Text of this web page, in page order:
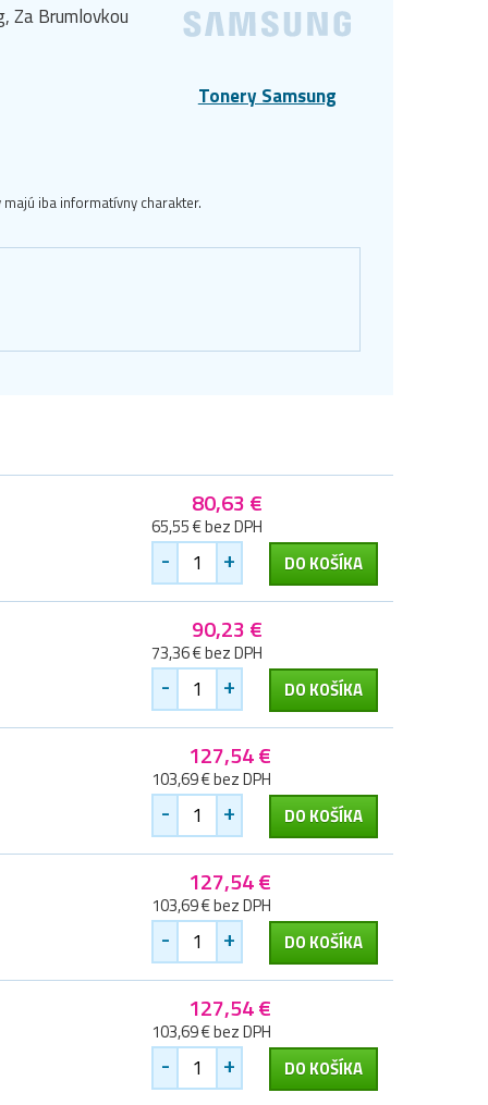
Tonery Samsung
Za Brumlovkou
iba informatívny charakter.
80,63 €
65,55 € bez DPH
- + DO KOŠÍKA
90,23 €
73,36 € bez DPH
- + DO KOŠÍKA
127,54 €
103,69 € bez DPH
- + DO KOŠÍKA
127,54 €
103,69 € bez DPH
- + DO KOŠÍKA
127,54 €
103,69 € bez DPH
- + DO KOŠÍKA